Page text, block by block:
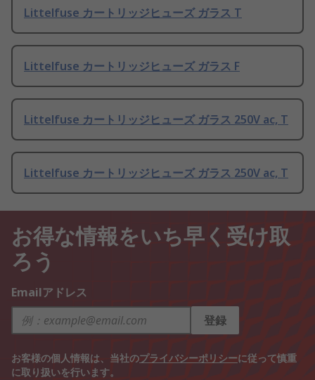
Littelfuse カートリッジヒューズ ガラス T
Littelfuse カートリッジヒューズ ガラス F
Littelfuse カートリッジヒューズ ガラス 250V ac, T
Littelfuse カートリッジヒューズ ガラス 250V ac, T
お得な情報をいち早く受け取
ろう
Emailアドレス
登録
お客様の個人情報は、当社のプライバシーポリシーに従って慎重
に取り扱いを行います。